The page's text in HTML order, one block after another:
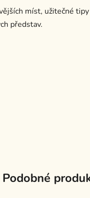
míst, užitečné
představ.
Podobné